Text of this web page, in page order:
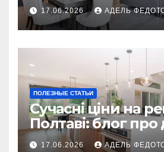
українських
17.06.2026 АДЕЛЬ
ПОЛЕЗНЫЕ СТАТЬИ
Сучасні ціни на
Полтаві: блог
інтер\’єру
17.06.2026 АДЕЛЬ